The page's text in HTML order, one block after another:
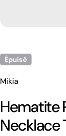
Épuisé
Mikia
Hematite
Necklace